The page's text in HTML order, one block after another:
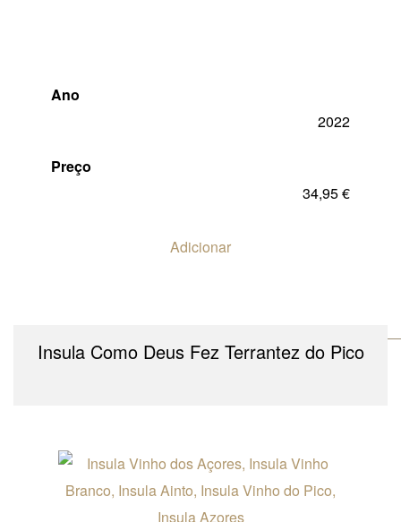
Ano
2022
Preço
34,95€
Adicionar
Insula Como Deus Fez Terrantez do Pico